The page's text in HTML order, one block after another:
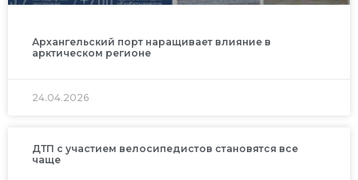
Архангельский порт наращивает влияние в
арктическом регионе
24.04.2026
ДТП с участием велосипедистов становятся все
чаще